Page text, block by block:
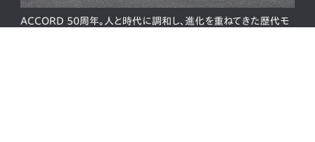
ACCORD 50周年。人と時代に調和し、進化を重ねてきた歴代モ